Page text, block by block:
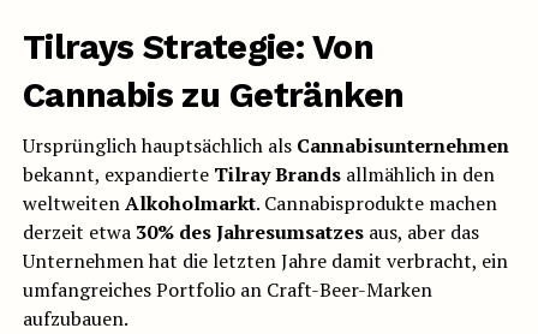
Tilrays Strategie: Von
Cannabis zu Getränken
Ursprünglich hauptsächlich als Cannabisunternehmen
bekannt, expandierte Tilray Brandsallmählich in den
weltweitenAlkoholmarkt. Cannabisprodukte machen
derzeit etwa 30% des Jahresumsatzesaus, aber das
Unternehmen hat die letzten Jahre damit verbracht, ein
umfangreiches Portfolio an Craft-Beer-Marken
aufzubauen.